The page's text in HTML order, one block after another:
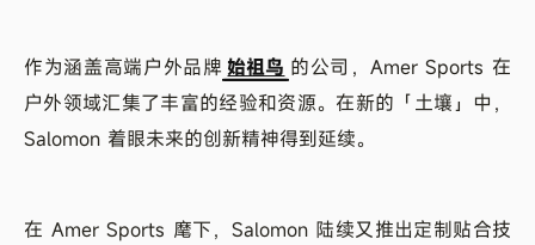
作为涵盖高端户外品牌 始祖鸟 的公司，Amer Sports 在
户外领域汇集了丰富的经验和资源。在新的「土壤」中，
Salomon 着眼未来的创新精神得到延续。
在 Amer Sports 麾下，Salomon 陆续又推出定制贴合技